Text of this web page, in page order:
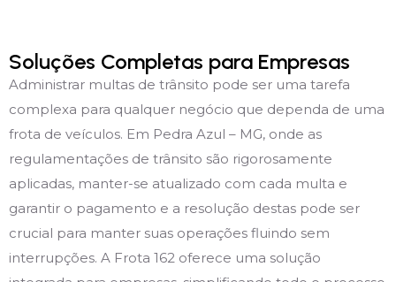
Soluções Completas para Empresas
Administrar multas de trânsito pode ser uma tarefa
complexa para qualquer negócio que dependa de uma
frota de veículos. Em Pedra Azul – MG, onde as
regulamentações de trânsito são rigorosamente
aplicadas, manter-se atualizado com cada multa e
garantir o pagamento e a resolução destas pode ser
crucial para manter suas operações fluindo sem
interrupções. A Frota 162 oferece uma solução